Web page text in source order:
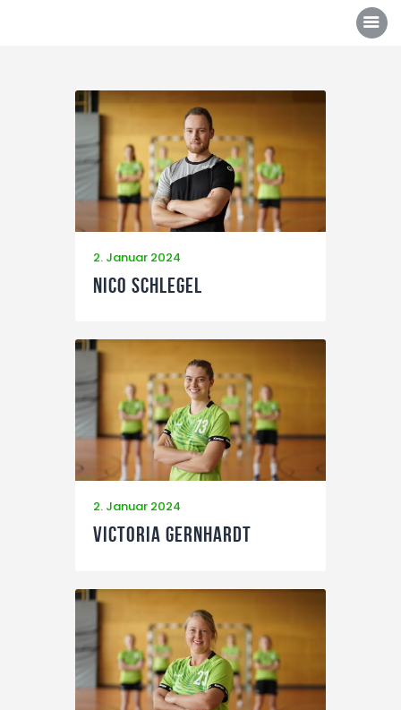
Über uns
Mannschaften
News/Events
Kontakt
Shop
2. Januar 2024
Nico Schlegel
2. Januar 2024
Victoria Gernhardt